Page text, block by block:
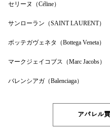
セリーヌ（Céline）
サンローラン（SAINT LAURENT）
ボッテガヴェネタ（Bottega Veneta）
マークジェイコブス（Marc Jacobs）
バレンシアガ（Balenciaga）
アパレル